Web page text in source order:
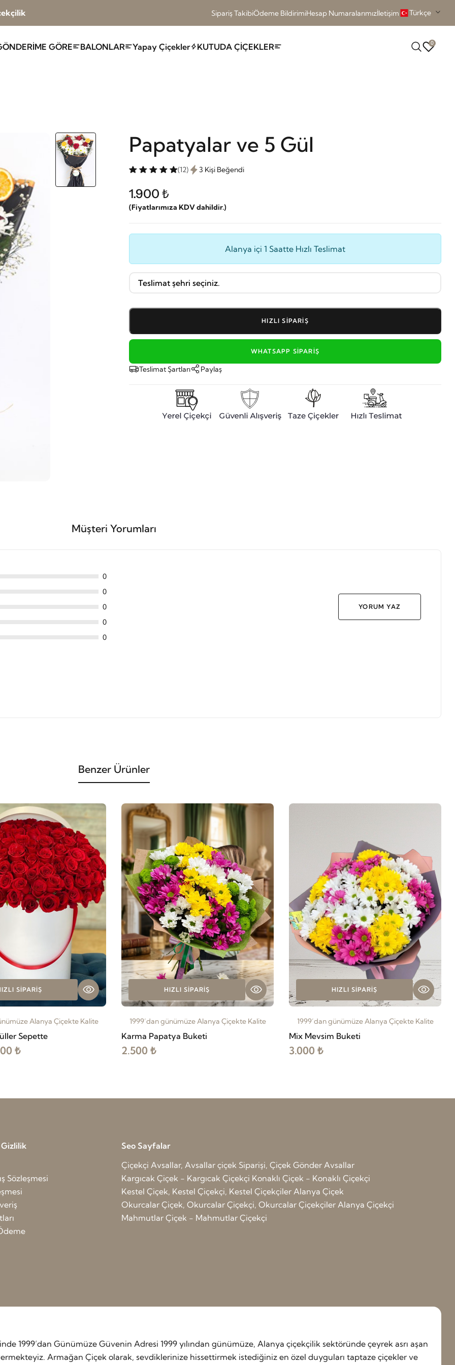
Sipariş TakibiÖdeme BildirimiHesap Numaralarımızİletişim Türkçe
GÖRE BALONLAR Yapay Çiçekler KUTUDA ÇİÇEKLER 0
Papatyalar ve 5 Gül
(12) 3 Kişi Beğendi
1.900 ₺
(Fiyatlarımıza KDV dahildir.)
Alanya içi 1 Saatte Hızlı Teslimat
HIZLI SIPARIŞ
WHATSAPP SIPARIŞ
Teslimat Şartları Paylaş
Müşteri Yorumları
0
0
0
0
0
YORUM YAZ
Benzer Ürünler
SIPARIŞ
Alanya Çiçekte Kalite
Sepette
₺
HIZLI SIPARIŞ
1999’dan günümüze Alanya Çiçekte Kalite
Karma Papatya Buketi
2.500 ₺
HIZLI SIPARIŞ
1999’dan günümüze Alanya Çiçekte Kalite
Mix Mevsim Buketi
3.000 ₺
Sözleşmesi
Seo Sayfalar
Çiçekçi Avsallar, Avsallar çiçek Siparişi, Çiçek Gönder Avsallar
Kargıcak Çiçek - Kargıcak Çiçekçi Konaklı Çiçek - Konaklı Çiçekçi
Kestel Çiçek, Kestel Çiçekçi, Kestel Çiçekçiler Alanya Çiçek
Okurcalar Çiçek, Okurcalar Çiçekçi, Okurcalar Çiçekçiler Alanya Çiçekçi
Mahmutlar Çiçek - Mahmutlar Çiçekçi
1999’dan Günümüze Güvenin Adresi 1999 yılından günümüze, Alanya çiçekçilik sektöründe çeyrek asrı aşan
Armağan Çiçek olarak, sevdiklerinize hissettirmek istediğiniz en özel duyguları taptaze çiçekler ve